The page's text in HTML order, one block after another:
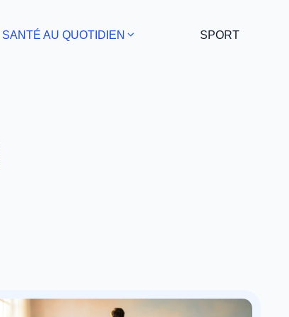
SANTÉ AU QUOTIDIEN SPORT